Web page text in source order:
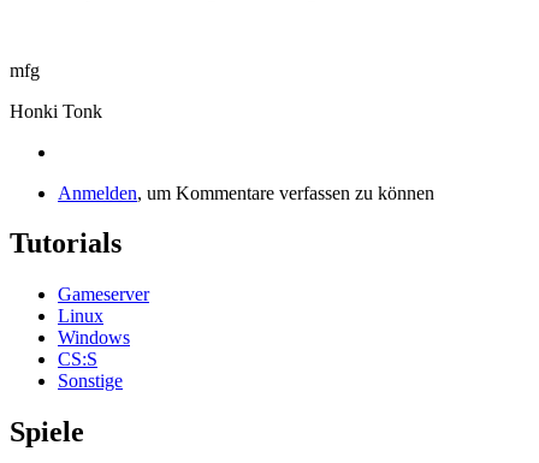
mfg
Honki Tonk
Anmelden, um Kommentare verfassen zu können
Tutorials
Gameserver
Linux
Windows
CS:S
Sonstige
Spiele